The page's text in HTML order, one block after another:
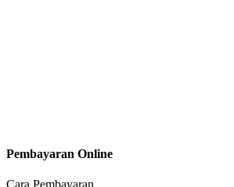
Pembayaran Online
Cara Pembayaran